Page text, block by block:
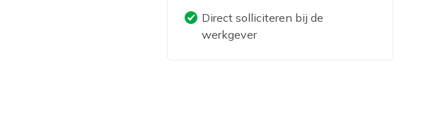
Direct solliciteren bij de
werkgever